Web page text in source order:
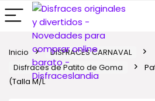
Inicio
DISFRACES CARNAVAL
Disfraces de Patito de Goma
(Talla M/L